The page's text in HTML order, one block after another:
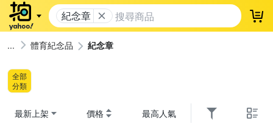
紀念章 登
體育紀念品 紀念章
全部
分類
最新上架 價格 最高人氣